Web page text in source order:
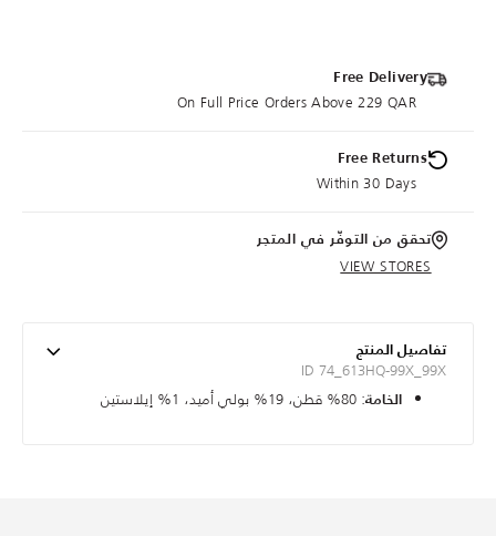
Free Delivery
On Full Price Orders Above 229 QAR
Free Returns
Within 30 Days
تحقق من التوفّر في المتجر
VIEW STORES
تفاصيل المنتج
ID 74_613HQ-99X_99X
الخامة: 80% قطن، 19% بولي أميد، 1% إيلاستين